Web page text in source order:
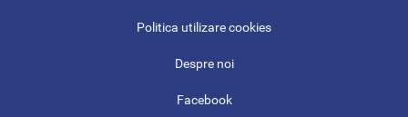
Politica utilizare cookies
Despre noi
Facebook